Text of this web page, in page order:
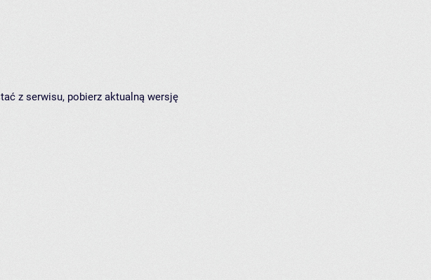
z serwisu, pobierz aktualną wersję